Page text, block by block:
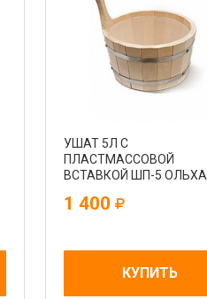
УШАТ 5Л С
ПЛАСТМАССОВОЙ
ВСТАВКОЙ ШП-5 ОЛЬХА
1 400
КУПИТЬ